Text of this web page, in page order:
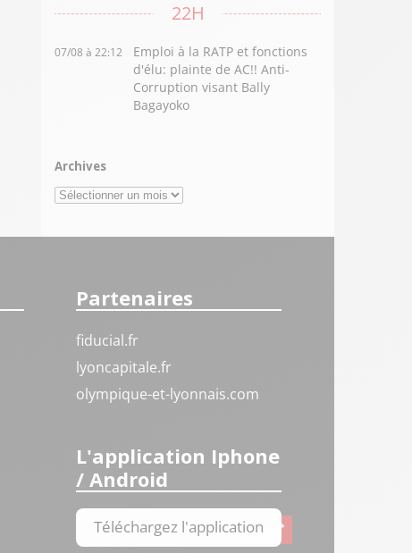
22H
07/08 à 22:12
Emploi à la RATP et fonctions
d'élu: plainte de AC!! Anti-
Corruption visant Bally
Bagayoko
Archives
Archives
Partenaires
fiducial.fr
lyoncapitale.fr
olympique-et-lyonnais.com
L'application Iphone
/ Android
Téléchargez l'application